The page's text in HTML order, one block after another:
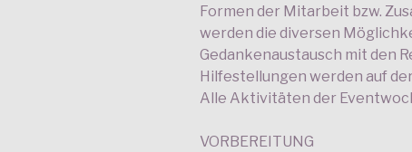
Formen der Mitarbeit bzw.
werden die diversen
Gedankenaustausch mit den
Hilfestellungen werden auf
Alle Aktivitäten der
VORBEREITUNG